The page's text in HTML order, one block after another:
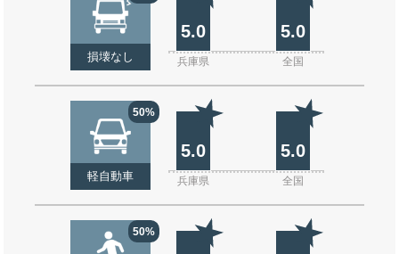
損壊なし
5.0 5.0
兵庫県 全国
50%
軽自動車
5.0 5.0
兵庫県 全国
50%